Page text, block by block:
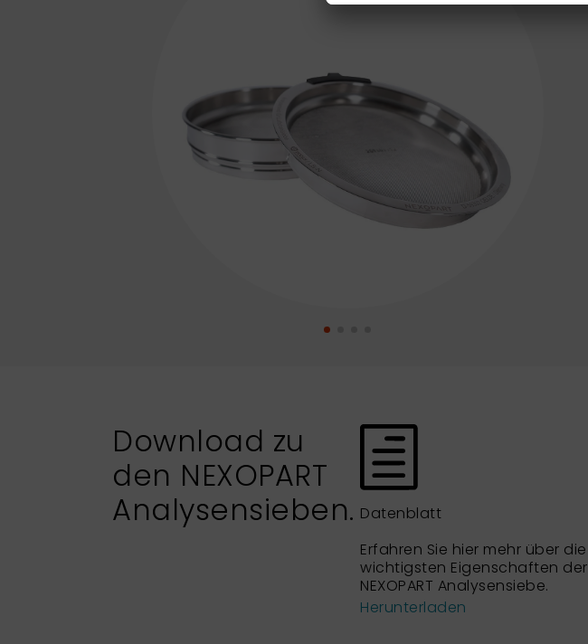
Download zu
den NEXOPART
Analysensieben. Datenblatt
Erfahren Sie hier mehr über die
wichtigsten Eigenschaften der
NEXOPART Analysensiebe.
Herunterladen